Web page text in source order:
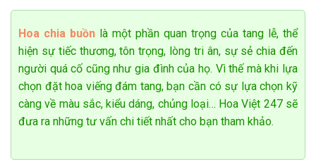
hoa ly, đồng tiền, lan hồ điệp, hồng môn, cẩm tú cầu và mõm
sói, kết hợp cùng các loại lá xanh tươi.
Hoa chia buồn là một phần quan trọng của tang lễ, thể
hiện sự tiếc thương, tôn trọng, lòng tri ân, sự sẻ chia đến
người quá cố cũng như gia đình của họ. Vì thế mà khi lựa
chọn đặt hoa viếng đám tang, bạn cần có sự lựa chọn kỹ
càng về màu sắc, kiểu dáng, chủng loại… Hoa Việt 247 sẽ
đưa ra những tư vấn chi tiết nhất cho bạn tham khảo.